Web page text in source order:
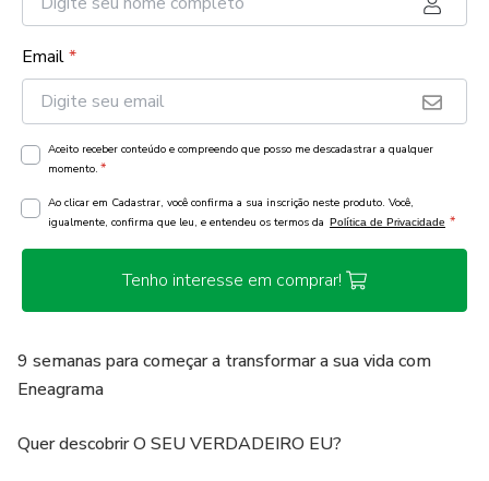
Email*
Aceito receber conteúdo e compreendo que posso me descadastrar a qualquer
momento. *
Ao clicar em Cadastrar, você confirma a sua inscrição neste produto. Você,
igualmente, confirma que leu, e entendeu os termos da Política de Privacidade *
Tenho interesse em comprar!
9 semanas para começar a transformar a sua vida com
Eneagrama
Quer descobrir O SEU VERDADEIRO EU?